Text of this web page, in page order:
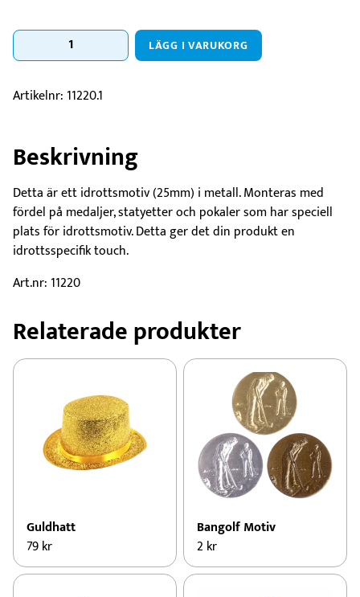
Fiskar
Motiv
LÄGG I VARUKORG
Artikelnr: 11220.1
Beskrivning
Detta är ett idrottsmotiv (25mm) i metall. Monteras med
fördel på medaljer, statyetter och pokaler som har speciell
plats för idrottsmotiv. Detta ger det din produkt en
idrottsspecifik touch.
Art.nr: 11220
Relaterade produkter
Guldhatt
79kr
Bangolf Motiv
2 kr